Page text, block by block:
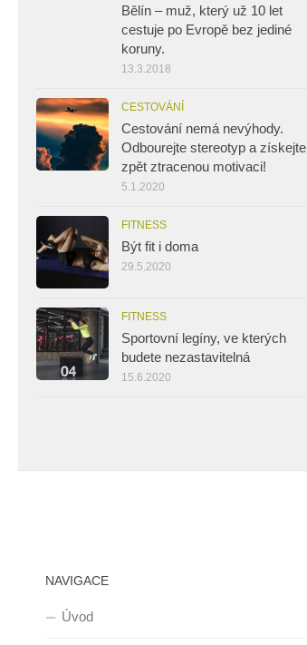
Bělín – muž, který už 10 let
cestuje po Evropě bez jediné
koruny.
13.3.2018
CESTOVÁNÍ
Cestování nemá nevýhody.
Odbourejte stereotyp a získejte
zpět ztracenou motivaci!
5.1.2020
FITNESS
Být fit i doma
29.5.2020
FITNESS
Sportovní legíny, ve kterých
budete nezastavitelná
15.6.2020
NAVIGACE
Úvod